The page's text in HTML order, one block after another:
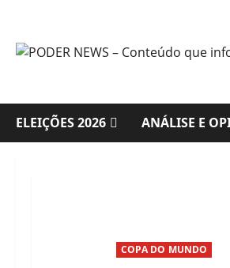
content
ELEIÇÕES 2026 ANÁLISE E
COPA DO MUNDO